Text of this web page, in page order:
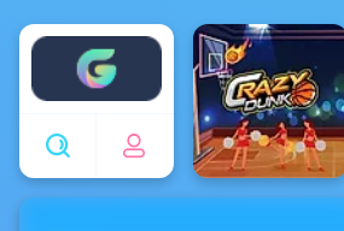
Enjoy4fun